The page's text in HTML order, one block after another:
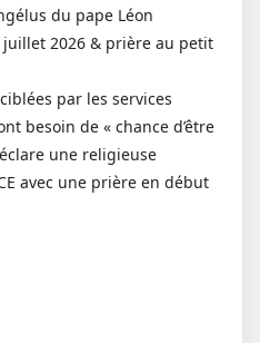
du pape Léon
juillet 2026 & prière au petit
par les services
besoin de « chance d’être
une religieuse
avec une prière en début